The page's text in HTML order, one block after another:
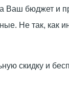
Ваш бюджет и
Не так, как
скидку и